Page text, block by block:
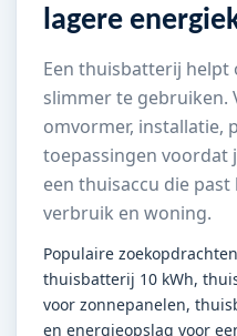
lagere
Een thuisbatterij
slimmer te gebruiken.
omvormer, installatie,
toepassingen voordat
een thuisaccu die
verbruik en woning.
Populaire
thuisbatterij 10 kWh,
voor zonnepanelen,
en energieopslag voor